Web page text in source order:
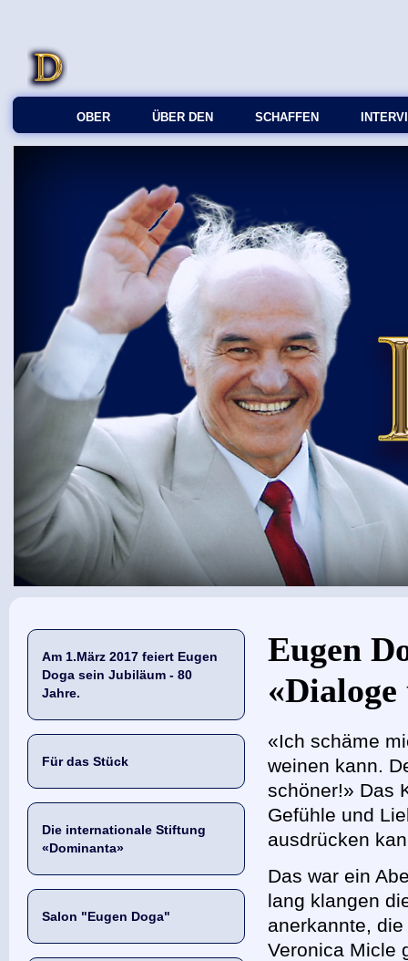
OBER ÜBER DEN SCHAFFEN
Am 1.März 2017 feiert Eugen
Doga sein Jubiläum - 80
Jahre.
Für das Stück
Die internationale Stiftung
«Dominanta»
Salon "Eugen Doga"
Sie sind hier
Eugen
«Dialoge
«Ich schäme
weinen kann.
schöner!» Das
Gefühle und
ausdrücken
Das war ein
lang klangen
anerkannte,
Veronica Micle